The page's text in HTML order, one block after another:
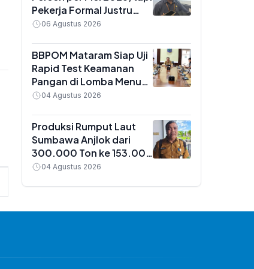
Pekerja Formal Justru
Menyusut Hampir 1 Juta
06 Agustus 2026
BBPOM Mataram Siap Uji
Rapid Test Keamanan
Pangan di Lomba Menu
MBG NTB, 22 Agustus
04 Agustus 2026
Produksi Rumput Laut
Sumbawa Anjlok dari
300.000 Ton ke 153.000
Ton, Dislutkan Sebut 3
04 Agustus 2026